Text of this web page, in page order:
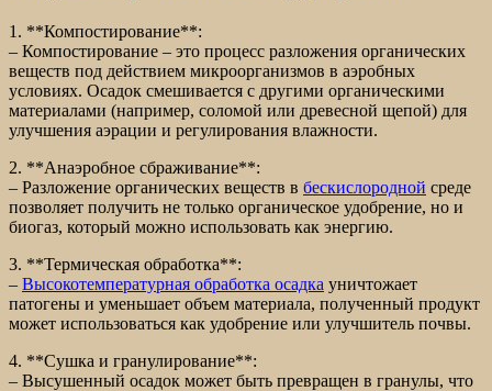
1. **Компостирование**:
– Компостирование – это процесс разложения органических
веществ под действием микроорганизмов в аэробных
условиях. Осадок смешивается с другими органическими
материалами (например, соломой или древесной щепой) для
улучшения аэрации и регулирования влажности.
2. **Анаэробное сбраживание**:
– Разложение органических веществ в бескислородной среде
позволяет получить не только органическое удобрение, но и
биогаз, который можно использовать как энергию.
3. **Термическая обработка**:
– Высокотемпературная обработка осадка уничтожает
патогены и уменьшает объем материала, полученный продукт
может использоваться как удобрение или улучшитель почвы.
4. **Сушка и гранулирование**:
– Высушенный осадок может быть превращен в гранулы, что